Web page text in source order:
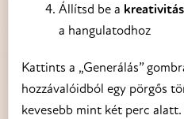
Állítsd be a
a hangulatodhoz
Kattints a „Generálás”
hozzávalóidból egy pörgős
kevesebb mint két perc alatt.